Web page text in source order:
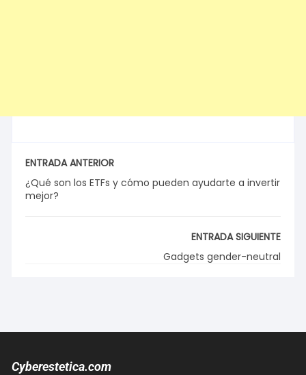
ENTRADA ANTERIOR
¿Qué son los ETFs y cómo pueden ayudarte a invertir
mejor?
ENTRADA SIGUIENTE
Gadgets gender-neutral
Cyberestetica.com